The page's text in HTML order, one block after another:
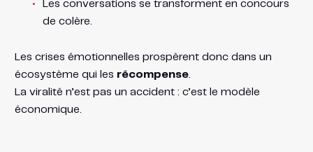
Les conversations se transforment en concours
de colère.
Les crises émotionnelles prospèrent donc dans un
écosystème qui les récompense.
La viralité n’est pas un accident : c’est le modèle
économique.